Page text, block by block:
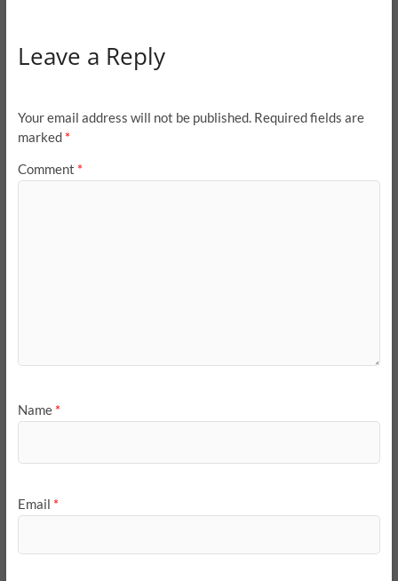
Leave a Reply
Your email address will not be published. Required fields are
marked *
Comment *
Name *
Email *